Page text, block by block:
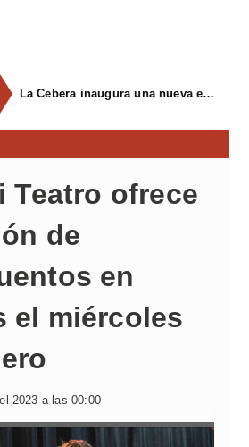
La Cebera inaugura una nueva edición de su ciclo cultural con propuestas para todos los públicos
Teatro ofrece
de
en
el miércoles
2023 a las 00:00